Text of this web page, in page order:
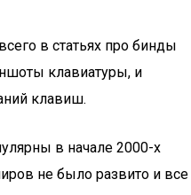
в статьях про бинды
клавиатуры, и
клавиш.
в начале 2000-х
не было развито и все